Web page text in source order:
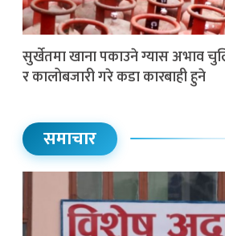
सुर्खेतमा खाना पकाउने ग्यास अभाव
र कालोबजारी गरे कडा कारबाही हुने
समाचार